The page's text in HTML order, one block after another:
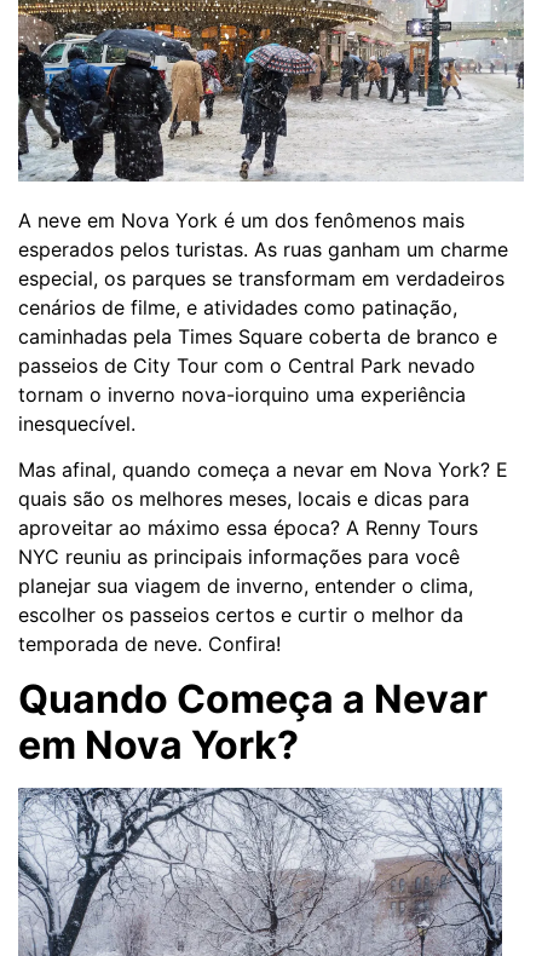
A neve em Nova York é um dos fenômenos mais
esperados pelos turistas. As ruas ganham um charme
especial, os parques se transformam em verdadeiros
cenários de filme, e atividades como patinação,
caminhadas pela Times Square coberta de branco e
passeios de City Tour com o Central Park nevado
tornam o inverno nova-iorquino uma experiência
inesquecível.
Mas afinal, quando começa a nevar em Nova York? E
quais são os melhores meses, locais e dicas para
aproveitar ao máximo essa época? A Renny Tours
NYC reuniu as principais informações para você
planejar sua viagem de inverno, entender o clima,
escolher os passeios certos e curtir o melhor da
temporada de neve. Confira!
Quando Começa a Nevar
em Nova York?